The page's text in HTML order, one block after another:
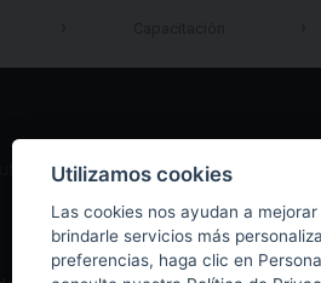
Facebook
Utilizamos cookies
Las cookies nos ayudan a
brindarle servicios más
preferencias, haga clic en